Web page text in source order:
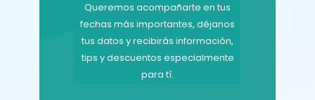
Queremos acompañarte en tus
fechas más importantes, déjanos
tus datos y recibirás información,
tips y descuentos especialmente
para tí.